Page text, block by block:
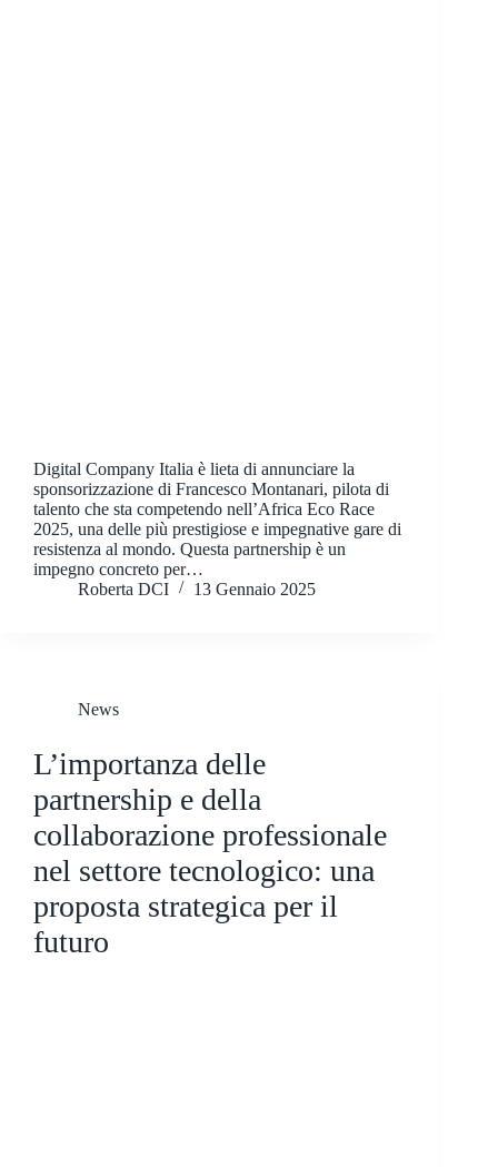
Digital Company Italia è lieta di annunciare la
sponsorizzazione di Francesco Montanari, pilota di
talento che sta competendo nell’Africa Eco Race
2025, una delle più prestigiose e impegnative gare di
resistenza al mondo. Questa partnership è un
impegno concreto per…
Roberta DCI
13 Gennaio 2025
News
L’importanza delle
partnership e della
collaborazione professionale
nel settore tecnologico: una
proposta strategica per il
futuro